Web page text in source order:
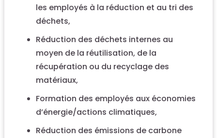
les employés à la réduction et au tri des
déchets,
Réduction des déchets internes au
moyen de la réutilisation, de la
récupération ou du recyclage des
matériaux,
Formation des employés aux économies
d’énergie/actions climatiques,
Réduction des émissions de carbone